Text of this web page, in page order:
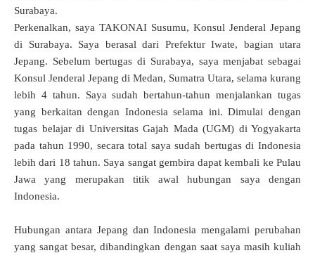
Surabaya.
Perkenalkan, saya TAKONAI Susumu, Konsul Jenderal Jepang
di Surabaya. Saya berasal dari Prefektur Iwate, bagian utara
Jepang. Sebelum bertugas di Surabaya, saya menjabat sebagai
Konsul Jenderal Jepang di Medan, Sumatra Utara, selama kurang
lebih 4 tahun. Saya sudah bertahun-tahun menjalankan tugas
yang berkaitan dengan Indonesia selama ini. Dimulai dengan
tugas belajar di Universitas Gajah Mada (UGM) di Yogyakarta
pada tahun 1990, secara total saya sudah bertugas di Indonesia
lebih dari 18 tahun. Saya sangat gembira dapat kembali ke Pulau
Jawa yang merupakan titik awal hubungan saya dengan
Indonesia.
Hubungan antara Jepang dan Indonesia mengalami perubahan
yang sangat besar, dibandingkan dengan saat saya masih kuliah